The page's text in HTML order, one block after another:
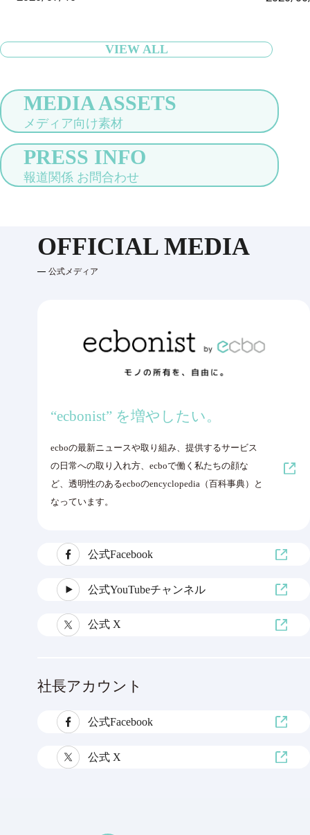
VIEW ALL
MEDIA ASSETS
メディア向け素材
PRESS INFO
報道関係 お問合わせ
OFFICIAL MEDIA
公式メディア
“ecbonist” を増やしたい。
ecboの最新ニュースや取り組み、提供するサービス
の日常への取り入れ方、ecboで働く私たちの顔な
ど、透明性のあるecboのencyclopedia（百科事典）と
なっています。
公式Facebook
公式YouTubeチャンネル
公式 X
社長アカウント
公式Facebook
公式 X